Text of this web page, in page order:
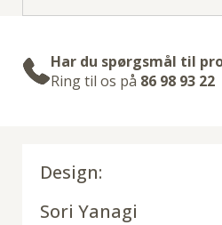
Har du spørgsmål til
Ring til os på 86 98 93 22
Design:
Sori Yanagi